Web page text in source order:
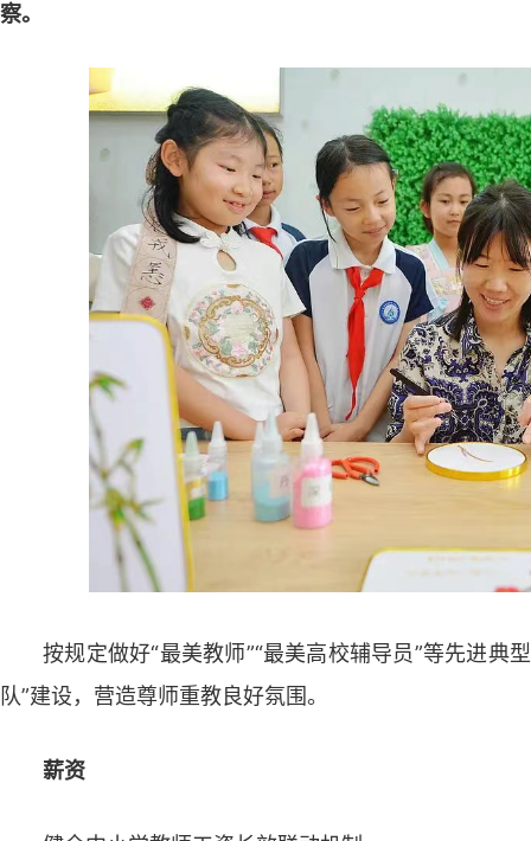
察。
按规定做好“最美教师”“最美高校辅导员”等先进典
队”建设，营造尊师重教良好氛围。
薪资